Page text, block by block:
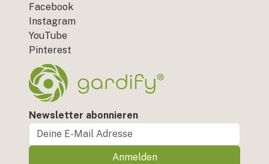
Facebook
Instagram
YouTube
Pinterest
Newsletter abonnieren
Anmelden